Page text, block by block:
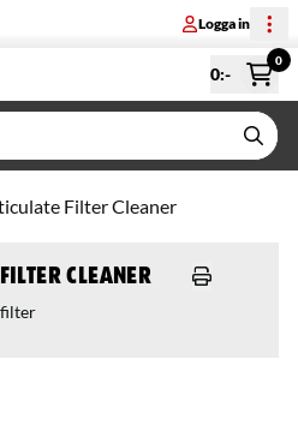
Logga in
0:-
0
Filter Cleaner
Cleaner